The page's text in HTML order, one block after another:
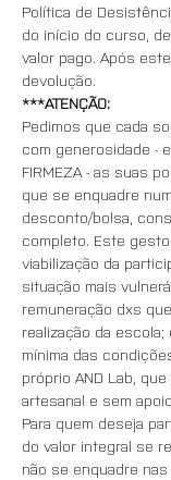
Política de
do início do curso,
valor pago. Após
devolução.
***ATENÇÃO:
Pedimos que cada
com generosidade - e
FIRMEZA - as suas
que se enquadre
desconto/bolsa,
completo. Este
viabilização da
situação mais
remuneração dxs
realização da
mínima das
próprio AND Lab,
artesanal e sem
Para quem deseja
do valor integral se
não se enquadre